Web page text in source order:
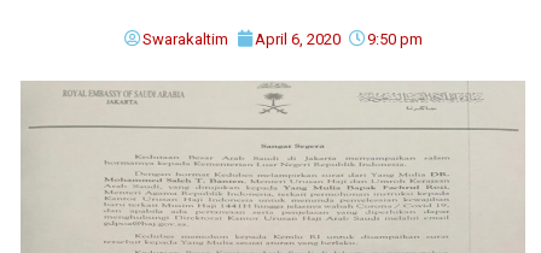
Swarakaltim April 6, 2020 9:50 pm